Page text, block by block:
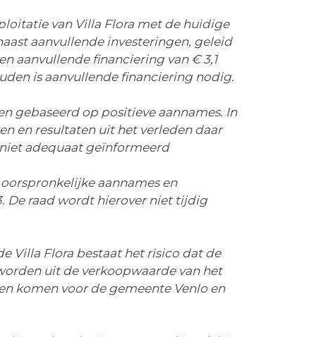
van Villa Flora met de huidige
aanvullende investeringen, geleid
aanvullende financiering van € 3,1
is aanvullende financiering nodig.
gebaseerd op positieve aannames. In
en resultaten uit het verleden daar
adequaat geïnformeerd
oorspronkelijke aannames en
De raad wordt hierover niet tijdig
Villa Flora bestaat het risico dat de
uit de verkoopwaarde van het
komen voor de gemeente Venlo en